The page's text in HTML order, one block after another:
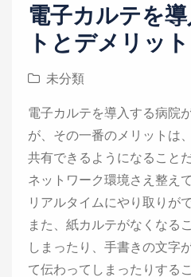
電子カルテを
トとデメリット
未分類
電子カルテを導入する病院
が、その一番のメリットは
共有できるようになることだ
ネットワーク環境さえ整え
リアルタイムにやり取りがで
また、紙カルテがなくなる
しまったり、手書きの文字
て伝わってしまったりする